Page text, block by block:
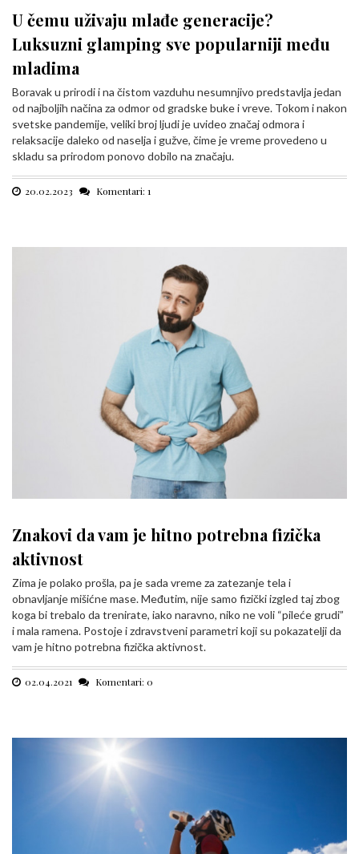
U čemu uživaju mlađe generacije?
Luksuzni glamping sve popularniji među
mladima
Boravak u prirodi i na čistom vazduhu nesumnjivo predstavlja jedan
od najboljih načina za odmor od gradske buke i vreve. Tokom i nakon
svetske pandemije, veliki broj ljudi je uvideo značaj odmora i
relaksacije daleko od naselja i gužve, čime je vreme provedeno u
skladu sa prirodom ponovo dobilo na značaju.
20.02.2023 Komentari: 1
Znakovi da vam je hitno potrebna fizička
aktivnost
Zima je polako prošla, pa je sada vreme za zatezanje tela i
obnavljanje mišićne mase. Međutim, nije samo fizički izgled taj zbog
koga bi trebalo da trenirate, iako naravno, niko ne voli “pileće grudi”
i mala ramena. Postoje i zdravstveni parametri koji su pokazatelji da
vam je hitno potrebna fizička aktivnost.
02.04.2021 Komentari: 0